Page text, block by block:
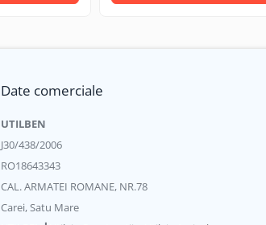
Date comerciale
UTILBEN
J30/438/2006
RO18643343
CAL. ARMATEI ROMANE, NR.78
Carei, Satu Mare